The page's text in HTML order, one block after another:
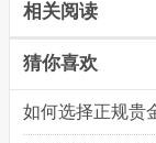
相关阅读
猜你喜欢
如何选择正规贵